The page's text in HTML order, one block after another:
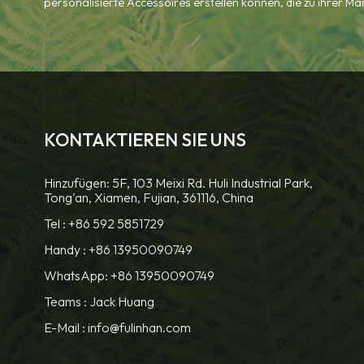
KONTAKTIEREN SIE UNS
Hinzufügen: 5F, 103 Meixi Rd. Huli Industrial Park,
Tong'an, Xiamen, Fujian, 361116, China
Tel : +86 592 5851729
Handy : +86 13950090749
WhatsApp: +86 13950090749
Teams : Jack Huang
E-Mail : info@fulinhan.com